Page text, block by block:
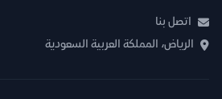
اتصل بنا
الرياض، المملكة العربية السعودية